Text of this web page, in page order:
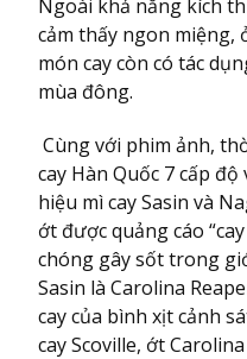
Ngoài khả năng kích
cảm thấy ngon miệng,
món cay còn có tác
mùa đông.
Cùng với phim ảnh,
cay Hàn Quốc 7 cấp
hiệu mì cay Sasin và
ớt được quảng cáo
chóng gây sốt trong
Sasin là Carolina
cay của bình xịt cảnh
cay Scoville, ớt